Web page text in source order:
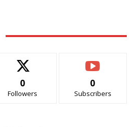
0
Followers
0
Subscribers